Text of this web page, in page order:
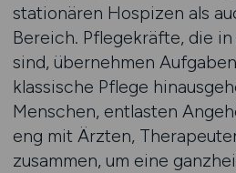
stationären Hospizen als
Bereich. Pflegekräfte, die
sind, übernehmen
klassische Pflege
Menschen, entlasten
eng mit Ärzten,
zusammen, um eine